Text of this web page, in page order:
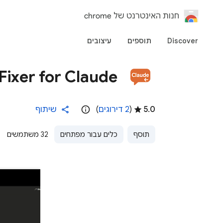
‏חנות האינטרנט של chrome
Discover תוספים עיצובים
for Claude
5.0
(2 דירוגים ) שיתוף
תוסף כלים עבור מפתחים 32 משתמשים